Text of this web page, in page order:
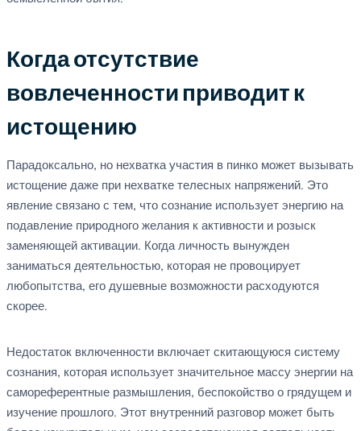
Когда отсутствие
вовлеченности приводит к
истощению
Парадоксально, но нехватка участия в пинко может вызывать
истощение даже при нехватке телесных напряжений. Это
явление связано с тем, что сознание использует энергию на
подавление природного желания к активности и розыск
заменяющей активации. Когда личность вынужден
заниматься деятельностью, которая не провоцирует
любопытства, его душевные возможности расходуются
скорее.
Недостаток включенности включает скитающуюся систему
сознания, которая использует значительное массу энергии на
самореферентные размышления, беспокойство о грядущем и
изучение прошлого. Этот внутренний разговор может быть